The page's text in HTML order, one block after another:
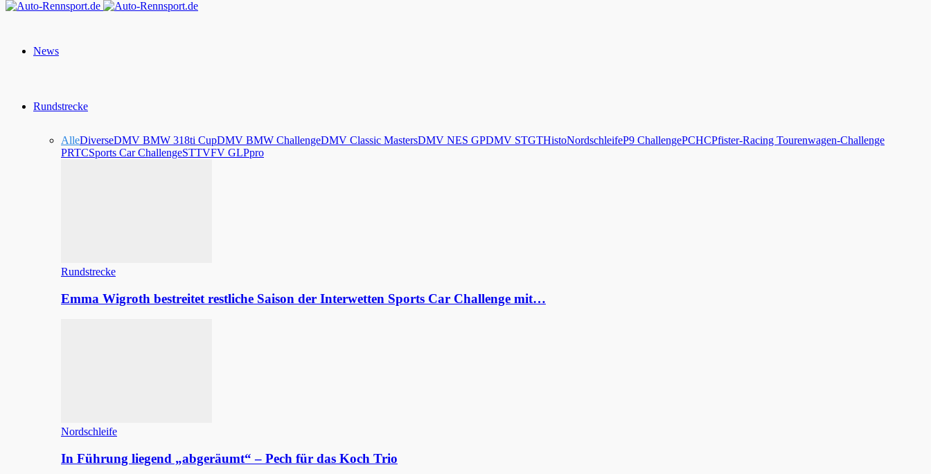
News
Rundstrecke
AlleDiverseDMV BMW 318ti CupDMV BMW ChallengeDMV Classic MastersDMV NES GPDMV STGTHistoNordschleifeP9 ChallengePCHCPfister-Racing Tourenwagen-Challenge
PRTCSports Car ChallengeSTTVFV GLPpro
Rundstrecke
Emma Wigroth bestreitet restliche Saison der Interwetten Sports Car Challenge mit…
Nordschleife
In Führung liegend „abgeräumt“ – Pech für das Koch Trio